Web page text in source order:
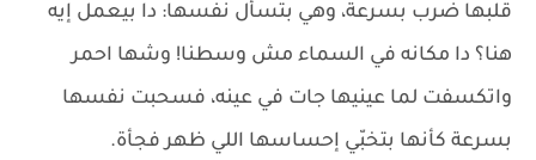
قلبها ضرب بسرعة، وهي بتسأل نفسها: دا بيعمل إيه
هنا؟ دا مكانه في السماء مش وسطنا! وشها احمر
واتكسفت لما عينيها جات في عينه، فسحبت نفسها
بسرعة كأنها بتخبّي إحساسها اللي ظهر فجأة.